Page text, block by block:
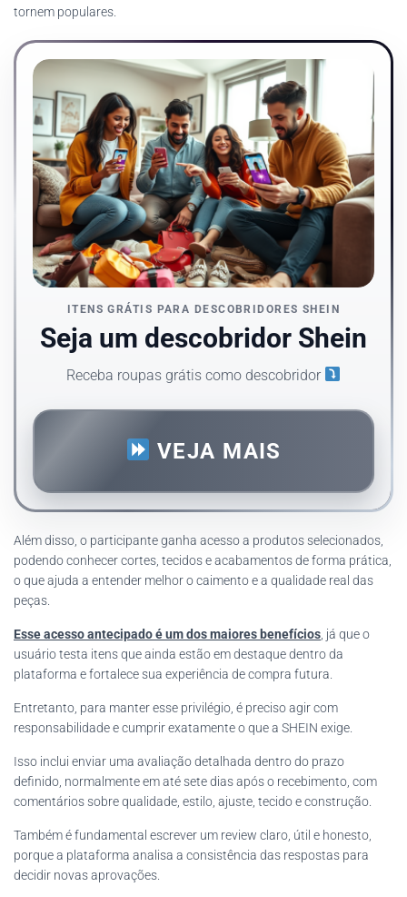
tornem populares.
ITENS GRÁTIS PARA DESCOBRIDORES SHEIN
Seja um descobridor Shein
Receba roupas grátis como descobridor
VEJA MAIS
Além disso, o participante ganha acesso a produtos selecionados,
podendo conhecer cortes, tecidos e acabamentos de forma prática,
o que ajuda a entender melhor o caimento e a qualidade real das
peças.
Esse acesso antecipado é um dos maiores benefícios , já que o
usuário testa itens que ainda estão em destaque dentro da
plataforma e fortalece sua experiência de compra futura.
Entretanto, para manter esse privilégio, é preciso agir com
responsabilidade e cumprir exatamente o que a SHEIN exige.
Isso inclui enviar uma avaliação detalhada dentro do prazo
definido, normalmente em até sete dias após o recebimento, com
comentários sobre qualidade, estilo, ajuste, tecido e construção.
Também é fundamental escrever um review claro, útil e honesto,
porque a plataforma analisa a consistência das respostas para
decidir novas aprovações.